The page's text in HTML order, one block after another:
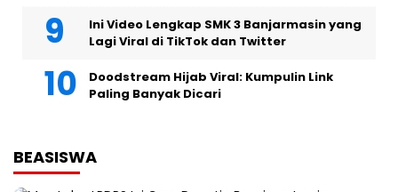
Ini Video Lengkap SMK 3 Banjarmasin yang
Lagi Viral di TikTok dan Twitter
Doodstream Hijab Viral: Kumpulin Link
Paling Banyak Dicari
BEASISWA